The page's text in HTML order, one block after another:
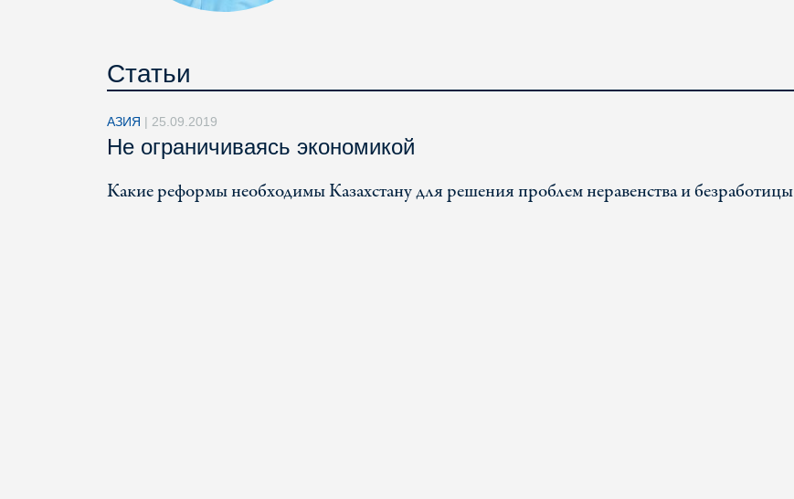
Статьи
АЗИЯ | 25.09.2019
Не ограничиваясь экономикой
Какие реформы необходимы Казахстану для решения проблем неравенства и безработицы